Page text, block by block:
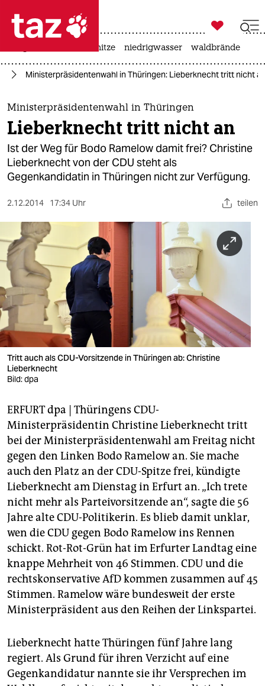
 taz zahl ich
taz zahl ich
themen
politik
öko
gesellschaft
sport
berlin
nord
wahrheit
verlag
verlag
shop
fragen & hilfe
unterstützen
abo
genossenschaft
epaper login

taz zahl ich
hitze niedrigwasser waldbrände
Ministerpräsidentenwahl in Thüringen: Lieberknecht tritt nicht
Ministerpräsidentenwahl in Thüringen
Lieberknecht tritt nicht an
Ist der Weg für Bodo Ramelow damit frei? Christine
Lieberknecht von der CDU steht als
Gegenkandidatin in Thüringen nicht zur Verfügung.
2.12.2014 17:34 Uhr teilen
Tritt auch als CDU-Vorsitzende in Thüringen ab: Christine
Lieberknecht
Bild: dpa
ERFURT dpa | Thüringens CDU-
Ministerpräsidentin Christine Lieberknecht tritt
bei der Ministerpräsidentenwahl am Freitag nicht
gegen den Linken Bodo Ramelow an. Sie mache
auch den Platz an der CDU-Spitze frei, kündigte
Lieberknecht am Dienstag in Erfurt an. „Ich trete
nicht mehr als Parteivorsitzende an“, sagte die 56
Jahre alte CDU-Politikerin. Es blieb damit unklar,
wen die CDU gegen Bodo Ramelow ins Rennen
schickt. Rot-Rot-Grün hat im Erfurter Landtag eine
knappe Mehrheit von 46 Stimmen. CDU und die
rechtskonservative AfD kommen zusammen auf 45
Stimmen. Ramelow wäre bundesweit der erste
Ministerpräsident aus den Reihen der Linkspartei.
Lieberknecht hatte Thüringen fünf Jahre lang
regiert. Als Grund für ihren Verzicht auf eine
Gegenkandidatur nannte sie ihr Versprechen im